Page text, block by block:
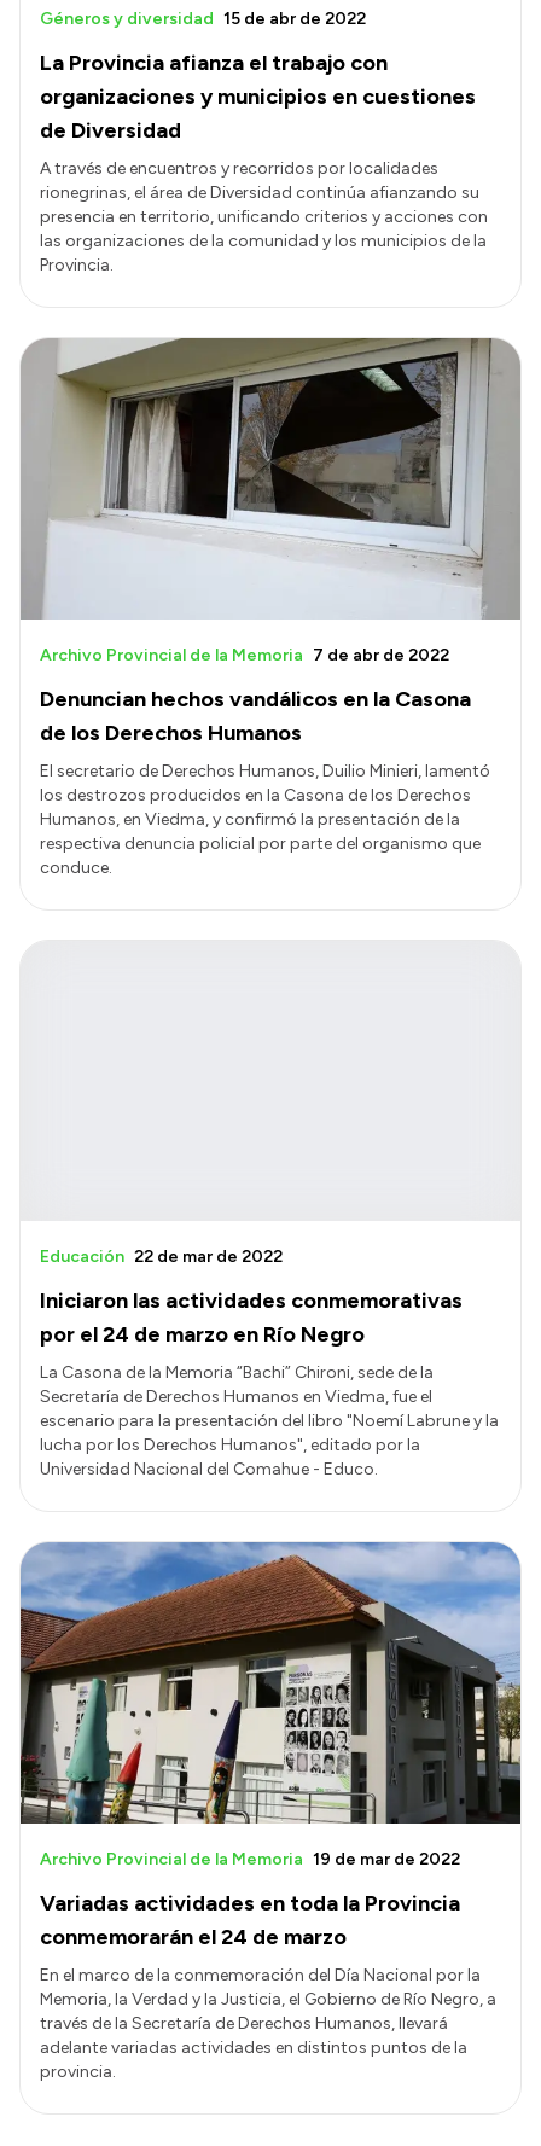
La Provincia afianza el trabajo con
organizaciones y municipios en cuestiones
de Diversidad
Géneros y diversidad 15 de abr de 2022
A través de encuentros y recorridos por localidades
rionegrinas, el área de Diversidad continúa afianzando su
presencia en territorio, unificando criterios y acciones con
las organizaciones de la comunidad y los municipios de la
Provincia.
Denuncian hechos vandálicos en la Casona
de los Derechos Humanos
Archivo Provincial de la Memoria 7 de abr de 2022
El secretario de Derechos Humanos, Duilio Minieri, lamentó
los destrozos producidos en la Casona de los Derechos
Humanos, en Viedma, y confirmó la presentación de la
respectiva denuncia policial por parte del organismo que
conduce.
Iniciaron las actividades conmemorativas
por el 24 de marzo en Río Negro
Educación 22 de mar de 2022
La Casona de la Memoria “Bachi” Chironi, sede de la
Secretaría de Derechos Humanos en Viedma, fue el
escenario para la presentación del libro "Noemí Labrune y la
lucha por los Derechos Humanos", editado por la
Universidad Nacional del Comahue - Educo.
Variadas actividades en toda la Provincia
conmemorarán el 24 de marzo
Archivo Provincial de la Memoria 19 de mar de 2022
En el marco de la conmemoración del Día Nacional por la
Memoria, la Verdad y la Justicia, el Gobierno de Río Negro, a
través de la Secretaría de Derechos Humanos, llevará
adelante variadas actividades en distintos puntos de la
provincia.